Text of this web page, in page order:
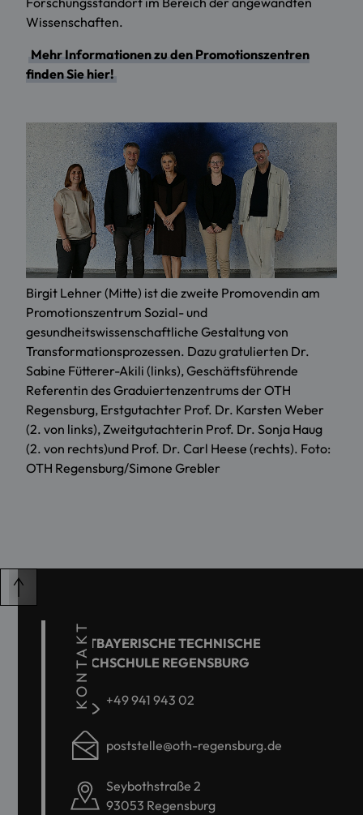
Wissenschaften.
Mehr Informationen zu den Promotionszentren
finden Sie hier!
Birgit Lehner (Mitte) ist die zweite Promovendin am
Promotionszentrum Sozial- und
gesundheitswissenschaftliche Gestaltung von
Transformationsprozessen. Dazu gratulierten Dr.
Sabine Fütterer-Akili (links), Geschäftsführende
Referentin des Graduiertenzentrums der OTH
Regensburg, Erstgutachter Prof. Dr. Karsten Weber
(2. von links), Zweitgutachterin Prof. Dr. Sonja Haug
(2. von rechts)und Prof. Dr. Carl Heese (rechts). Foto:
OTH Regensburg/Simone Grebler
KONTAKT
OSTBAYERISCHE TECHNISCHE
HOCHSCHULE REGENSBURG
+49 941 943 02
poststelle@oth-regensburg.de
Seybothstraße 2
93053 Regensburg